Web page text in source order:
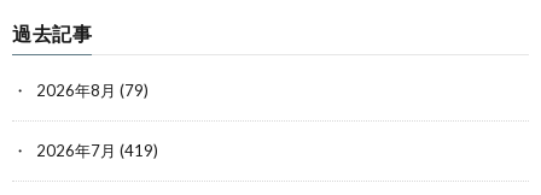
過去記事
2026年8月 (79)
2026年7月 (419)